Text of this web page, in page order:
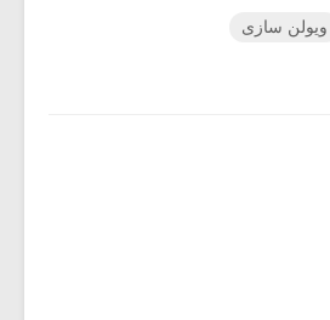
ویولن سازی